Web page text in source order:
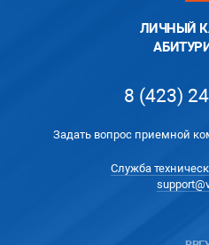
ЛИЧНЫЙ
8 (423)
Задать вопрос приемной
Служба